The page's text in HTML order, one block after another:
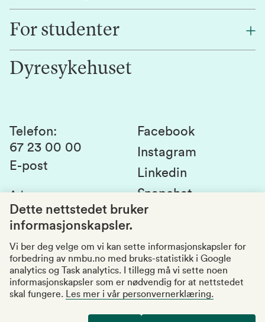
Alumni
Kontakt oss
Forskning
Innovasjon
For studenter
Studentlivet
Studier og emner
Studenttinget
Si fra om avvik
Kvalitet i utdanningen
Dyresykehuset
Telefon:
67 23 00 00
E-post
Adresse:
Postboks 5003
1432 Ås
Organisasjonsnummer
969159570
Besøksadresser
Facebook
Instagram
Linkedin
Snapchat
Tilgjengelighetserklæring
Personvernerklæring
Dette nettstedet bruker
informasjonskapsler.
Vi ber deg velge om vi kan sette informasjonskapsler for
forbedring av nmbu.no med bruks-statistikk i Google
analytics og Task analytics. I tillegg må vi sette noen
informasjonskapsler som er nødvendig for at nettstedet
skal fungere.
Les mer i vår personvernerklæring.